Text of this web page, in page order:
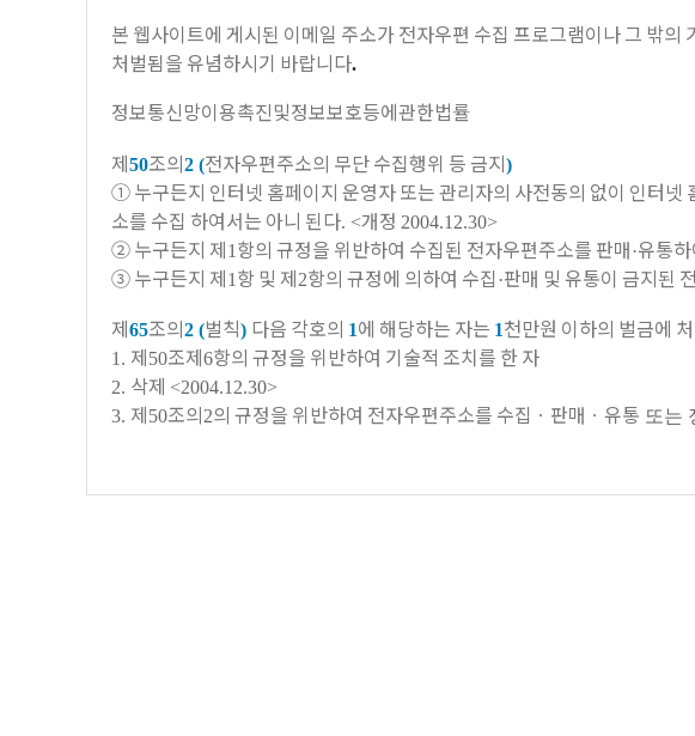
본 웹사이트에 게시된 이메일 주소가 전자우편 수집 프로그램이나 그 밖
처벌됨을 유념하시기 바랍니다.
정보통신망이용촉진및정보보호등에관한법률
제50조의2 (전자우편주소의 무단 수집행위 등 금지)
① 누구든지 인터넷 홈페이지 운영자 또는 관리자의 사전동의 없이 인터
소를 수집 하여서는 아니 된다. <개정 2004.12.30>
② 누구든지 제1 항의 규정을 위반하여 수집된 전자우편주소를 판매 ·유통
③ 누구든지 제1 항 및 제2항의 규정에 의하여 수집 ·판매 및 유통이 금지된
제65조의2 (벌칙) 다음 각호의 1에 해당하는 자는 1천만원 이하의 벌금에
1. 제50조제6항의 규정을 위반하여 기술적 조치를 한 자
2. 삭제 <2004.12.30>
3. 제50조의2의 규정을 위반하여 전자우편주소를 수집ㆍ판매ㆍ유통 또는